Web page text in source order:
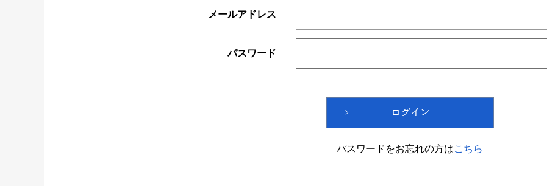
メールアドレス
パスワード
パスワードをお忘れの方はこちら